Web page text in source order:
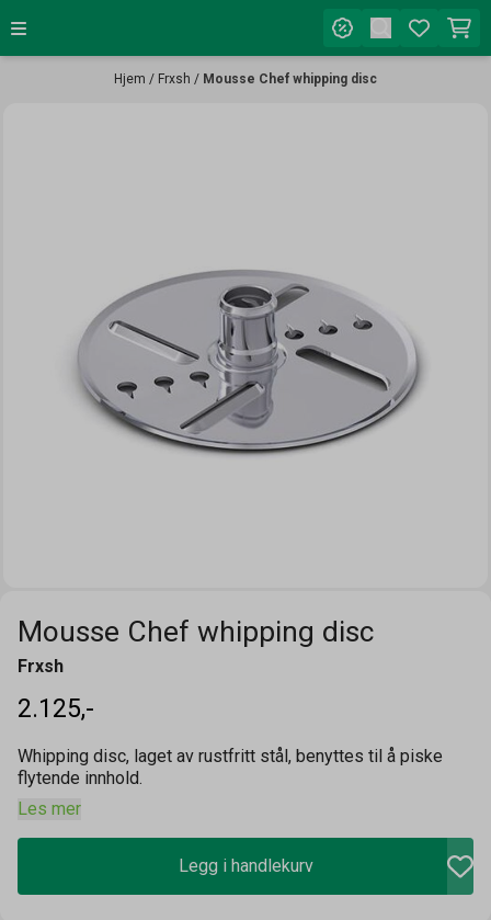
Hopp til innhold
Hjem / Frxsh / Mousse Chef whipping disc
Mousse Chef whipping disc
Frxsh
2.125,-
Whipping disc, laget av rustfritt stål, benyttes til å piske
flytende innhold.
Les mer
Legg i handlekurv